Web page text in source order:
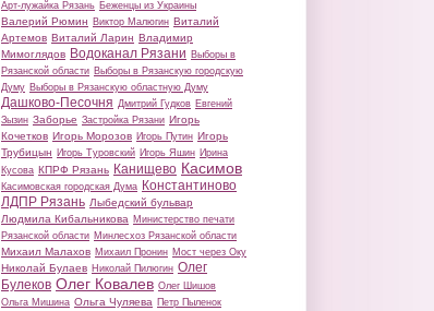
Арт-лужайка Рязань Беженцы из Украины
Валерий Рюмин Виктор Малюгин Виталий
Артемов Виталий Ларин Владимир
Мимоглядов Водоканал Рязани Выборы в
Рязанской области Выборы в Рязанскую городскую
Думу Выборы в Рязанскую областную Думу
Дашково-Песочня Дмитрий Гудков Евгений
Зызин Заборье Застройка Рязани Игорь
Кочетков Игорь Морозов Игорь Путин Игорь
Трубицын Игорь Туровский Игорь Яшин Ирина
Кусова КПРФ Рязань Канищево Касимов
Касимовская городская Дума Константиново
ЛДПР Рязань Лыбедский бульвар
Людмила Кибальникова Министерство печати
Рязанской области Минлесхоз Рязанской области
Михаил Малахов Михаил Пронин Мост через Оку
Николай Булаев Николай Пилюгин Олег
Булеков Олег Ковалев Олег Шишов
Ольга Мишина Ольга Чуляева Петр Пыленок